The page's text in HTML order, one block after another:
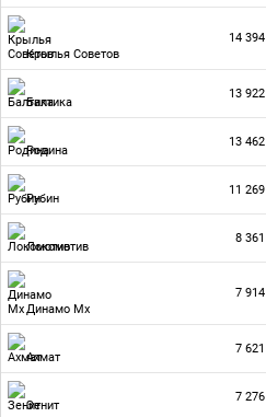
Крылья Советов
14 394
Балтика
13 922
Родина
13 462
Рубин
11 269
Локомотив
8 361
Динамо Мх
7 914
Ахмат
7 621
Зенит
7 276